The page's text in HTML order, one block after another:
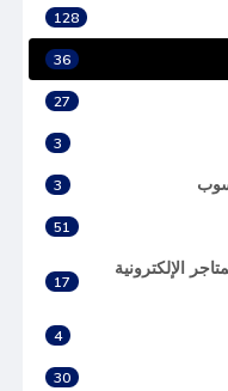
128
36
27
3
3
51
الإلكترونية
17
4
30